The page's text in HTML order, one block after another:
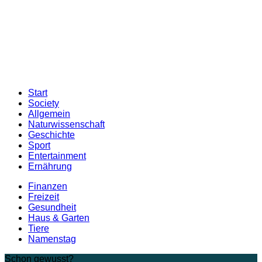
Start
Society
Allgemein
Naturwissenschaft
Geschichte
Sport
Entertainment
Ernährung
Finanzen
Freizeit
Gesundheit
Haus & Garten
Tiere
Namenstag
Schon gewusst?